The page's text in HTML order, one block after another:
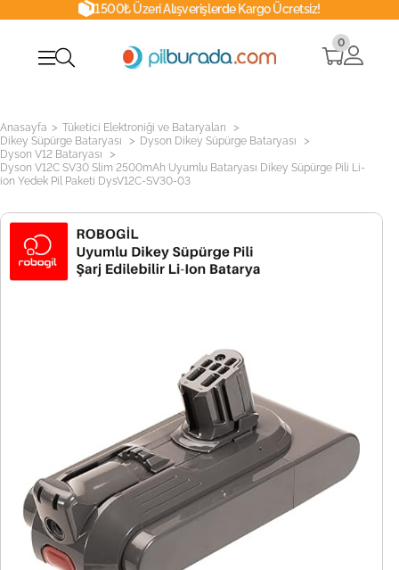
1500₺ Üzeri Alışverişlerde Kargo Ücretsiz!
0
Anasayfa > Tüketici Elektroniği ve Bataryaları >
Dikey Süpürge Bataryası > Dyson Dikey Süpürge Bataryası >
Dyson V12 Bataryası >
Dyson V12C SV30 Slim 2500mAh Uyumlu Bataryası Dikey Süpürge Pili Li-
ion Yedek Pil Paketi DysV12C-SV30-03